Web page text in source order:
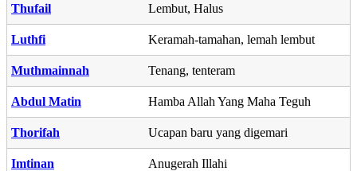
Thufail Lembut, Halus
Luthfi Keramah-tamahan, lemah lembut
Muthmainnah Tenang, tenteram
Abdul Matin Hamba Allah Yang Maha Teguh
Thorifah Ucapan baru yang digemari
Imtinan Anugerah Illahi